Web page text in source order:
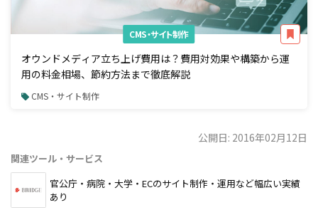
CMS・サイト制作
オウンドメディア立ち上げ費用は？費用対効果や構築から運
用の料金相場、節約方法まで徹底解説
CMS・サイト制作
公開日: 2016年02月12日
関連ツール・サービス
官公庁・病院・大学・ECのサイト制作・運用など幅広い実績
あり